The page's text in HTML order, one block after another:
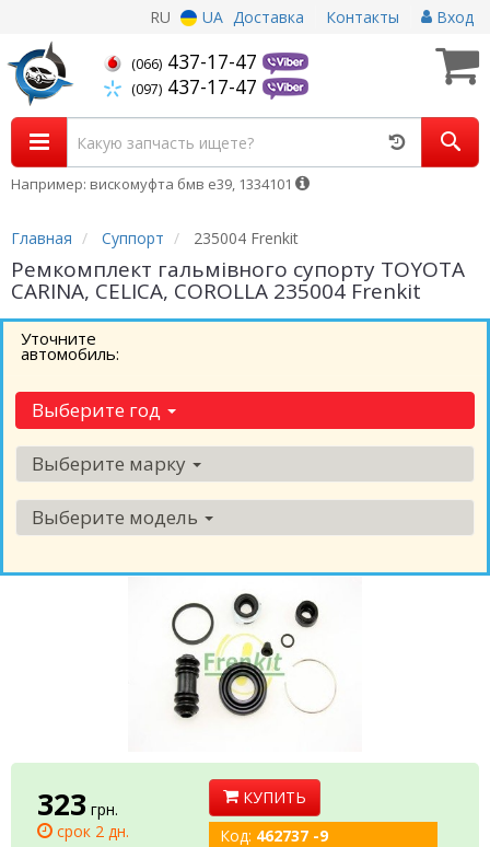
RU UA Доставка Контакты Вход
(066) 437-17-47
(097) 437-17-47
Например: вискомуфта бмв е39, 1334101
Главная Суппорт 235004 Frenkit
Ремкомплект гальмівного супорту TOYOTA
CARINA, CELICA, COROLLA 235004 Frenkit
Уточните
автомобиль:
Выберите год
Выберите марку
Выберите модель
323 грн.
срок 2 дн.
КУПИТЬ
Код: 462737 -9